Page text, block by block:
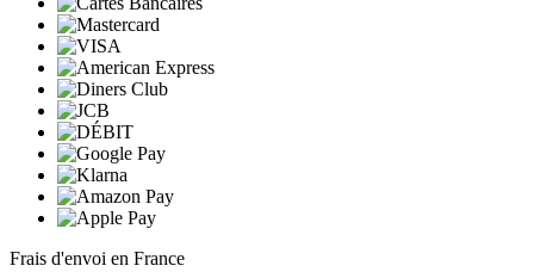
Frais d'envoi en France